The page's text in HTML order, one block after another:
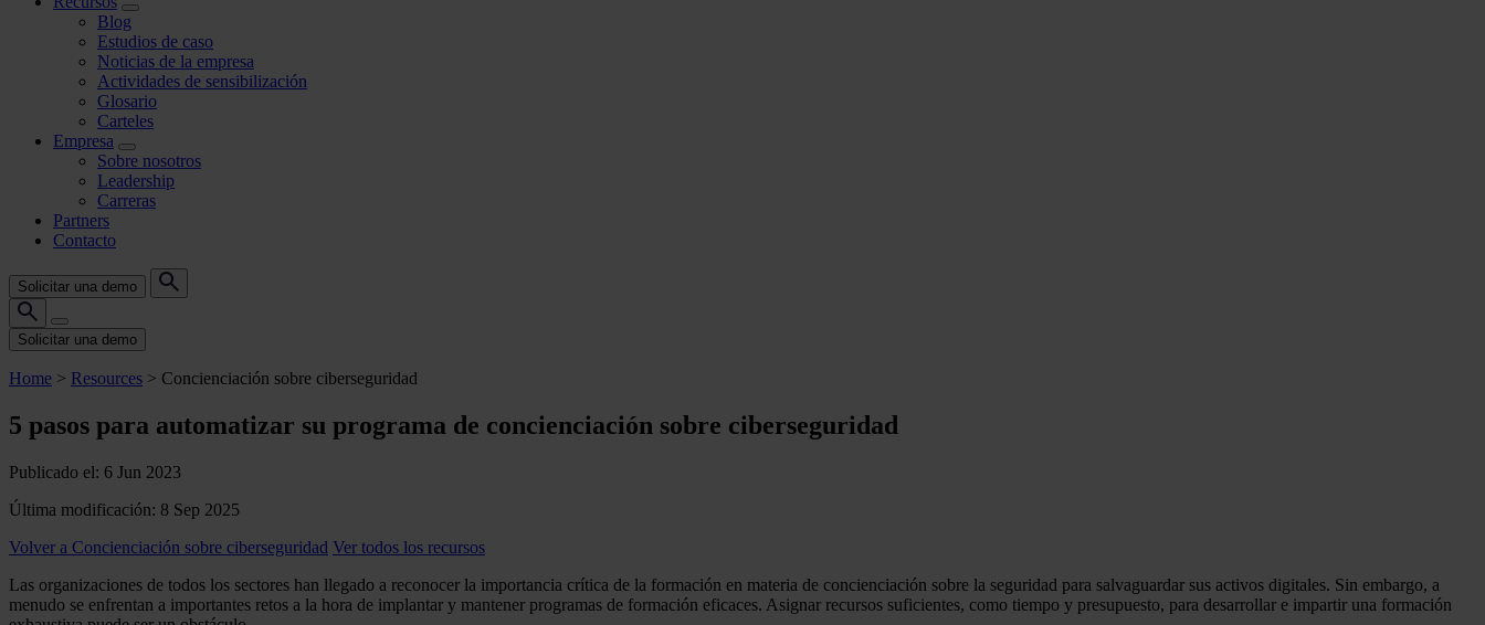
Blog
Estudios de caso
Noticias de la empresa
Actividades de sensibilización
Glosario
Carteles
Empresa
Sobre nosotros
Leadership
Carreras
Partners
Contacto
Solicitar una demo
Solicitar una demo
Home > Resources > Concienciación sobre ciberseguridad
5 pasos para automatizar su programa de concienciación sobre ciberseguridad
Publicado el: 6 Jun 2023
Última modificación: 8 Sep 2025
Volver a Concienciación sobre ciberseguridad Ver todos los recursos
Las organizaciones de todos los sectores han llegado a reconocer la importancia crítica de la formación en materia de concienciación sobre la seguridad para salvaguardar sus activos digitales. Sin embargo, a
menudo se enfrentan a importantes retos a la hora de implantar y mantener programas de formación eficaces. Asignar recursos suficientes, como tiempo y presupuesto, para desarrollar e impartir una formación